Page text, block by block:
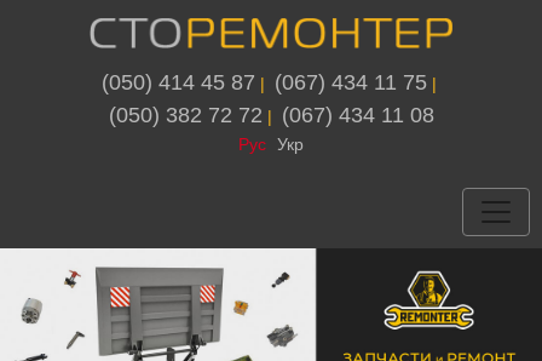
(050) 414 45 87 | (067) 434 11 75 |
(050) 382 72 72 | (067) 434 11 08
Рус Укр